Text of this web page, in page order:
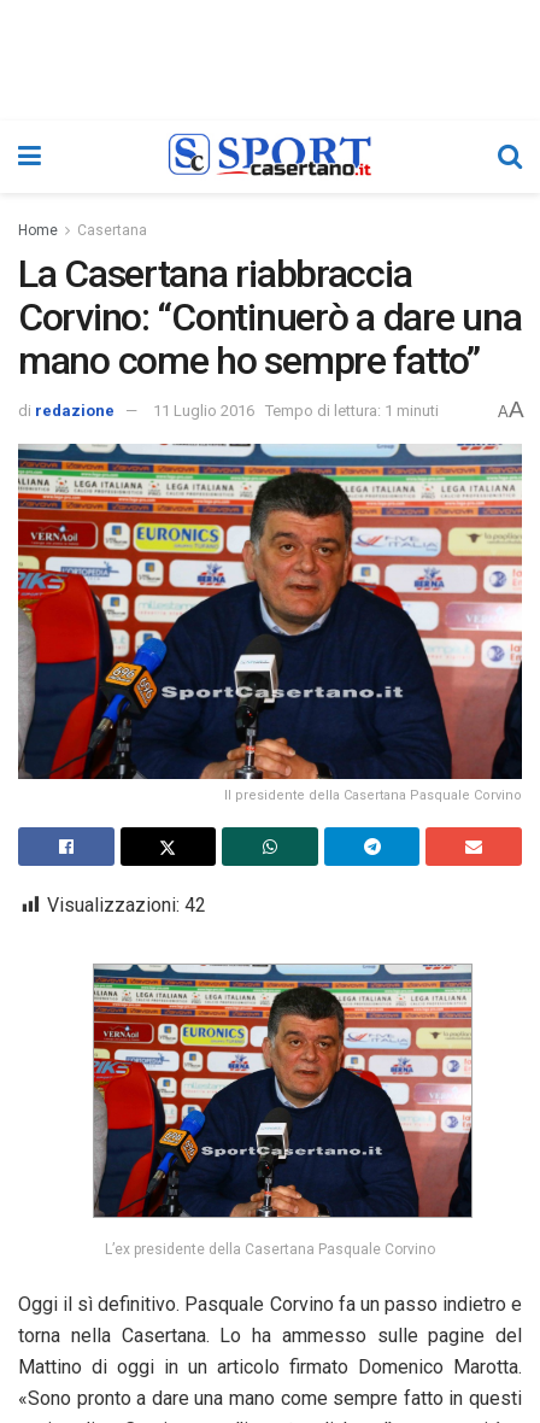
Home Casertana
La Casertana riabbraccia
Corvino: “Continuerò a dare una
mano come ho sempre fatto”
di redazione 11 Luglio 2016 Tempo di lettura: 1 minuti AA
Il presidente della Casertana Pasquale Corvino
Visualizzazioni: 42
L’ex presidente della Casertana Pasquale Corvino
Oggi il sì definitivo. Pasquale Corvino fa un passo indietro e
torna nella Casertana. Lo ha ammesso sulle pagine del
Mattino di oggi in un articolo firmato Domenico Marotta.
«Sono pronto a dare una mano come sempre fatto in questi